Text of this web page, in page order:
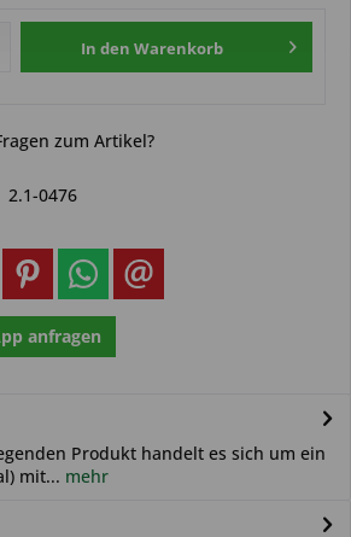
In den Warenkorb
zum Artikel?
2.1-0476
anfragen
Produkt handelt es sich um ein
mit... mehr